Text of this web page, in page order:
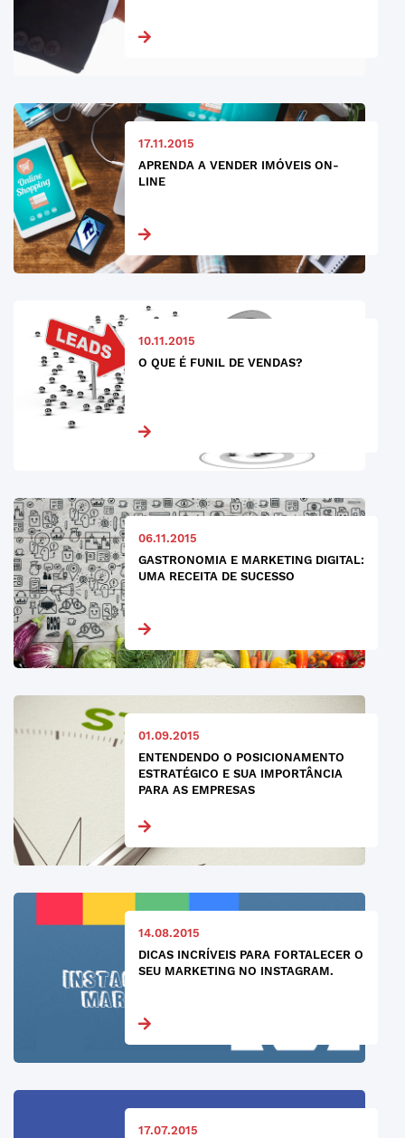
17.11.2015
APRENDA A VENDER IMÓVEIS ON-
LINE
10.11.2015
O QUE É FUNIL DE VENDAS?
06.11.2015
GASTRONOMIA E MARKETING DIGITAL:
UMA RECEITA DE SUCESSO
01.09.2015
ENTENDENDO O POSICIONAMENTO
ESTRATÉGICO E SUA IMPORTÂNCIA
PARA AS EMPRESAS
14.08.2015
DICAS INCRÍVEIS PARA FORTALECER O
SEU MARKETING NO INSTAGRAM.
17.07.2015